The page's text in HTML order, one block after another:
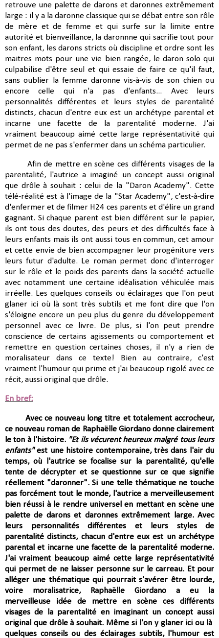
retrouve une palette de darons et daronnes extrêmement
large : il y a la daronne classique qui se débat entre son rôle
de mère et de femme et qui surfe sur la limite entre
autorité et bienveillance, la daronnne qui sacrifie tout pour
son enfant, les darons stricts où discipline et ordre sont les
maitres mots pour une vie bien rangée, le daron solo qui
culpabilise d'être seul et qui essaie de faire ce qu'il faut,
sans oublier la femme daronne vis-à-vis de son chien ou
encore celle qui n'a pas d'enfants... Avec leurs
personnalités différentes et leurs styles de parentalité
distincts, chacun d'entre eux est un archétype parental et
incarne une facette de la parentalité moderne. J'ai
vraiment beaucoup aimé cette large représentativité qui
permet de ne pas s'enfermer dans un schéma particulier.
Afin de mettre en scène ces différents visages de la
parentalité, l'autrice a imaginé un concept aussi original
que drôle à souhait : celui de la "Daron Academy". Cette
télé-réalité est à l'image de la "Star Academy", c'est-à-dire
d'enfermer et de filmer H24 ces parents et d'élire un grand
gagnant. Si chaque parent est bien différent sur le papier,
ils ont tous des doutes, des peurs et des difficultés face à
leurs enfants mais ils ont aussi tous en commun, cet amour
et cette envie de bien accompagner leur progéniture vers
leurs futur d'adulte. Le roman permet donc d'interroger
sur le rôle et le poids des parents dans la société actuelle
avec notamment une certaine idéalisation véhiculée mais
irréelle. Les quelques conseils ou éclairages que l'on peut
glaner ici où là sont très subtils et me font dire que l'on
s'éloigne encore un peu plus du genre du développement
personnel avec ce livre. De plus, si l'on peut prendre
conscience de certains agissements ou comportement et
remettre en question certaines choses, il n'y a rien de
moralisateur dans ce texte! Bien au contraire, c'est
vraiment l'humour qui prime et j'ai beaucoup rigolé avec ce
récit, aussi original que drôle.
En bref:
Avec ce nouveau long titre et totalement accrocheur,
ce nouveau roman de Raphaëlle Giordano donne clairement
le ton à l'histoire. "Et ils vécurent heureux malgré tous leurs
enfants"est une histoire contemporaine, très dans l'air du
temps, où l'autrice se focalise sur la parentalité, qu'elle
tente de décrypter et se questionne sur ce que signifie
réellement "daronner". Si une telle thématique ne touche
pas forcément tout le monde, l'autrice a merveilleusement
bien réussi à le rendre universel en mettant en scène une
palette de darons et daronnes extrêmement large. Avec
leurs personnalités différentes et leurs styles de
parentalité distincts, chacun d'entre eux est un archétype
parental et incarne une facette de la parentalité moderne.
J'ai vraiment beaucoup aimé cette large représentativité
qui permet de ne laisser personne sur le carreau. Et pour
alléger une thématique qui pourrait s'avérer être lourde,
voire moralisatrice, Raphaëlle Giordano a eu la
merveilleuse idée de mettre en scène ces différents
visages de la parentalité en imaginant un concept aussi
original que drôle à souhait. Même si l'on y glaner ici ou là
quelques conseils ou des éclairages subtils, l'humour est